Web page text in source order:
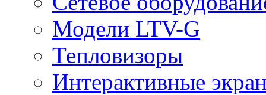
Модели LTV-G
Тепловизоры
Интерактивные